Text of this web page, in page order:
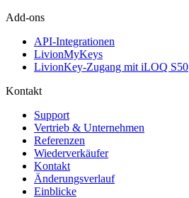
Add-ons
API-Integrationen
LivionMyKeys
LivionKey-Zugang mit iLOQ S50
Kontakt
Support
Vertrieb & Unternehmen
Referenzen
Wiederverkäufer
Kontakt
Änderungsverlauf
Einblicke